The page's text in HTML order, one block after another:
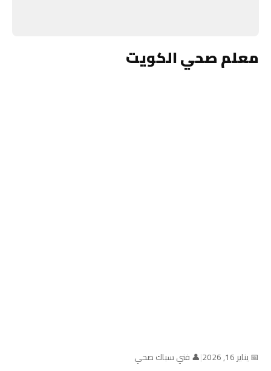
معلم صحي الكويت
📅 يناير 16, 2026 |👤 فني سباك صحي